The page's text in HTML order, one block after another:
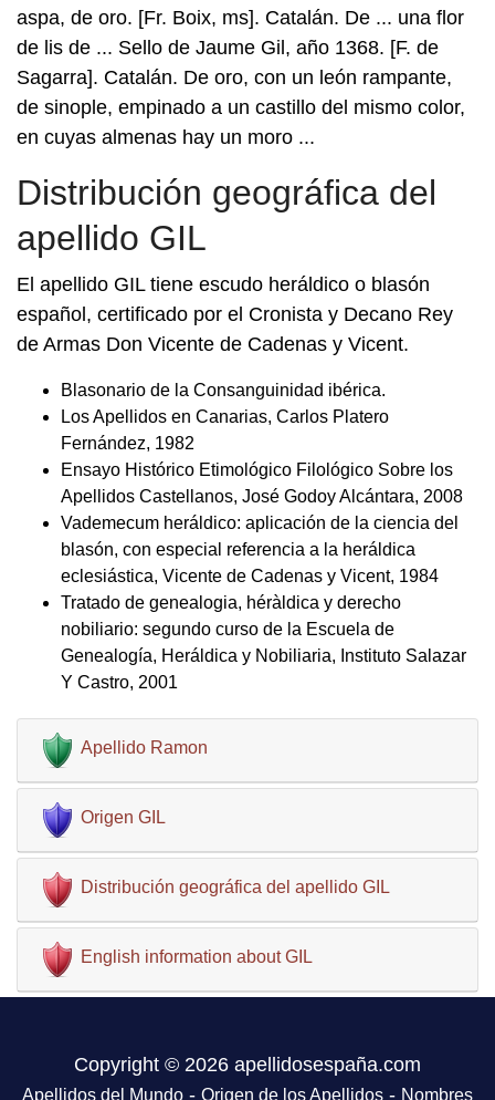
aspa, de oro. [Fr. Boix, ms]. Catalán. De ... una flor
de lis de ... Sello de Jaume Gil, año 1368. [F. de
Sagarra]. Catalán. De oro, con un león rampante,
de sinople, empinado a un castillo del mismo color,
en cuyas almenas hay un moro ...
Distribución geográfica del
apellido GIL
El apellido GIL tiene escudo heráldico o blasón
español, certificado por el Cronista y Decano Rey
de Armas Don Vicente de Cadenas y Vicent.
Blasonario de la Consanguinidad ibérica.
Los Apellidos en Canarias, Carlos Platero
Fernández, 1982
Ensayo Histórico Etimológico Filológico Sobre los
Apellidos Castellanos, José Godoy Alcántara, 2008
Vademecum heráldico: aplicación de la ciencia del
blasón, con especial referencia a la heráldica
eclesiástica, Vicente de Cadenas y Vicent, 1984
Tratado de genealogia, héràldica y derecho
nobiliario: segundo curso de la Escuela de
Genealogía, Heráldica y Nobiliaria, Instituto Salazar
Y Castro, 2001
Apellido Ramon
Origen GIL
Distribución geográfica del apellido GIL
English information about GIL
Copyright © 2026 apellidosespaña.com
Apellidos del Mundo - Origen de los Apellidos - Nombres